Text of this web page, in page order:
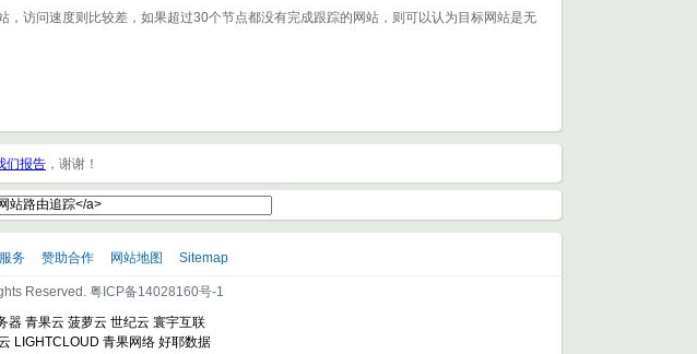
访问速度则比较差，如果超过30个节点都没有完成跟踪的网站，则可以认为目标网站是无
们报告 ，谢谢！
务 赞助合作 网站地图 Sitemap
Reserved. 粤ICP备14028160号-1
器 青果云 菠萝云 世纪云 寰宇互联
LIGHTCLOUD 青果网络 好耶数据